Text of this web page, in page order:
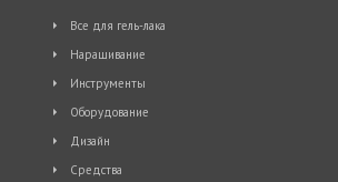
Все для гель-лака
Наращивание
Инструменты
Оборудование
Дизайн
Средства